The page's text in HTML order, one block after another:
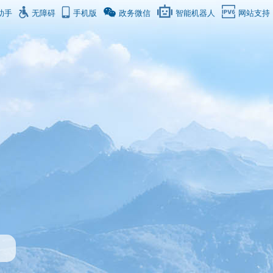
手 无障碍 手机版 政务微信 智能机器人 网站支持